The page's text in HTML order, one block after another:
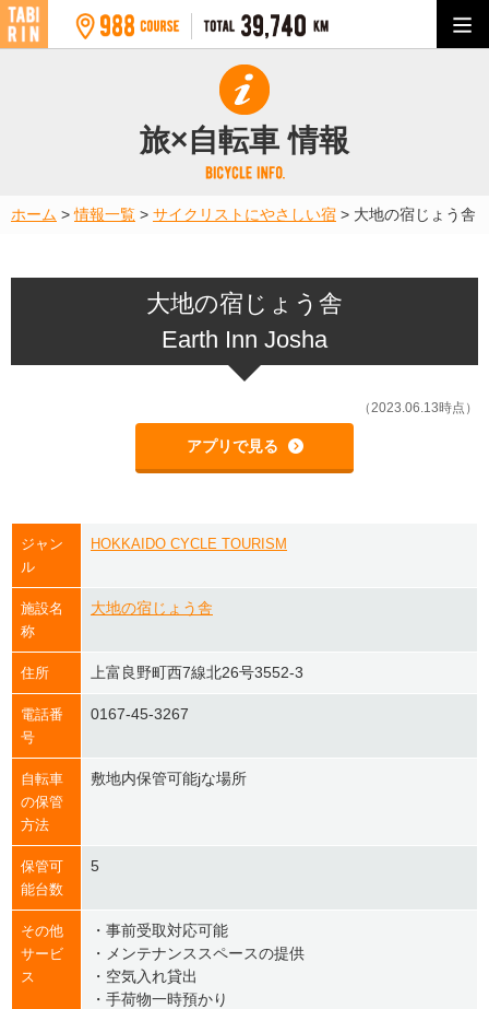
旅×自転車 情報
ホーム >情報一覧 > サイクリストにやさしい宿 > 大地の宿じょう舎
大地の宿じょう舎
Earth Inn Josha
（2023.06.13時点）
アプリで見る
ジャン
ル
HOKKAIDO CYCLE TOURISM
施設名
称
大地の宿じょう舎
住所 上富良野町西7線北26号3552-3
電話番
号
0167-45-3267
自転車
の保管
方法
敷地内保管可能jな場所
保管可
能台数
5
その他
サービ
ス
・事前受取対応可能
・メンテナンススペースの提供
・空気入れ貸出
・手荷物一時預かり